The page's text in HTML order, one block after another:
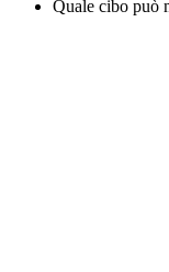
Quale cibo può